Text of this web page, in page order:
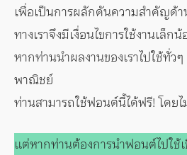
เพื่อเป็นการผลักดันความสำคัญด้
ทางเราจึงมีเงื่อนไขการใช้งานเล็กน้
หากท่านนำผลงานของเราไปใช้ทั่ว
พาณิชย์
ท่านสามารถใช้ฟอนต์นี้ได้ฟรี! โดยไ
แต่หากท่านต้องการนำฟอนต์ไปใช้